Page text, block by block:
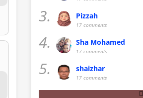
3. Pizzah
17 comments
4. Sha Mohamed
17 comments
5. shaizhar
17 comments